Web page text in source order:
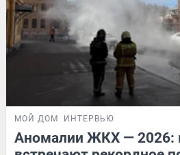
МОЙ ДОМ ИНТЕРВЬЮ
Аномалии ЖКХ — 2026: